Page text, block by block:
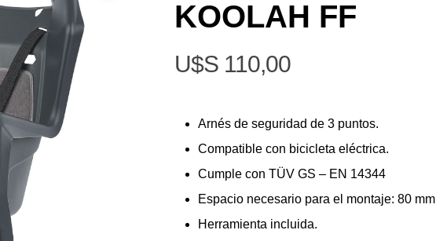
KOOLAH FF
$ 110,00
Arnés de seguridad de 3 puntos.
Compatible con bicicleta eléctrica.
Cumple con TÜV GS – EN 14344
Espacio necesario para el montaje: 80 mm
Herramienta incluida.